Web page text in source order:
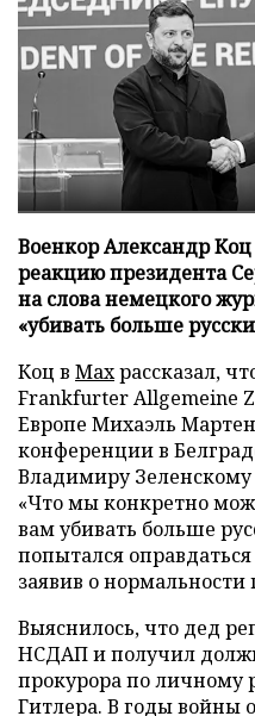
Военкор Александр
реакцию президента
на слова немецкого
«убивать больше
Коц в Махрассказал,
Frankfurter Allgemeine
Европе Михаэль
конференции в
Владимиру
«Что мы конкретно
вам убивать больше
попытался
заявив о
Выяснилось, что дед
НСДАП и получил
прокурора по личному
Гитлера. В годы войны